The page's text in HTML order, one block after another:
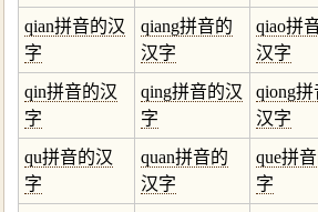
qian拼音的汉
字
qiang拼音的
汉字
qiao拼
汉字
qin拼音的汉
字
qing拼音的汉
字
qiong拼
汉字
qu拼音的汉
字
quan拼音的
汉字
que拼
字